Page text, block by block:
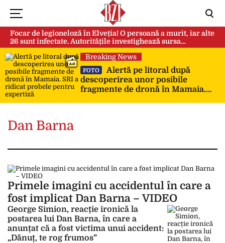
Focar de legioneloză în Elveția! O persoană a murit, iar alte
26 sunt infectate. Autoritățile investighează sursa
contaminării
Breaking News
FOTO
Alertă pe litoral după
descoperirea unor posibile
fragmente de dronă în Mamaia.
Dan Barna
Primele imagini cu accidentul în care a
fost implicat Dan Barna – VIDEO
George Simion, reacție ironică la
postarea lui Dan Barna, în care a
anunțat că a fost victima unui accident:
„Dănuț, te rog frumos”